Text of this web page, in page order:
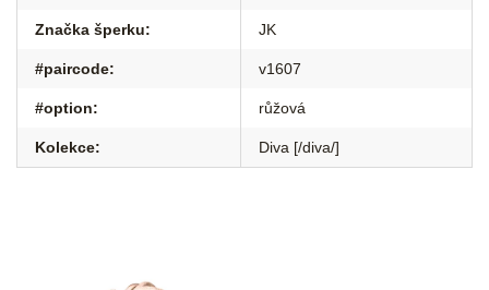
Značka šperku: JK
#paircode: v1607
#option: růžová
Kolekce: Diva [/diva/]